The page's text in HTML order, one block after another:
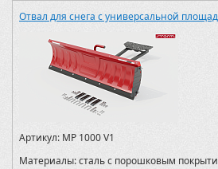
Отвал для снега с универсальной
Артикул: MP 1000 V1
Материалы:сталь с порошковым